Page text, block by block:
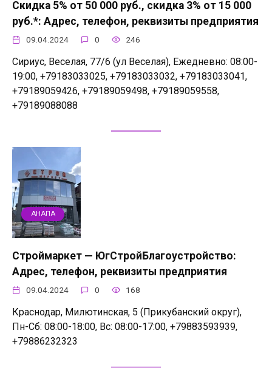
Скидка 5% от 50 000 руб., скидка 3% от 15 000
руб.*: Адрес, телефон, реквизиты предприятия
09.04.2024 0 246
Сириус, Веселая, 77/6 (ул Веселая), Ежедневно: 08:00-
19:00, +79183033025, +79183033032, +79183033041,
+79189059426, +79189059498, +79189059558,
+79189088088
АНАПА
Строймаркет — ЮгСтройБлагоустройство:
Адрес, телефон, реквизиты предприятия
09.04.2024 0 168
Краснодар, Милютинская, 5 (Прикубанский округ),
Пн-Сб: 08:00-18:00, Вс: 08:00-17:00, +79883593939,
+79886232323